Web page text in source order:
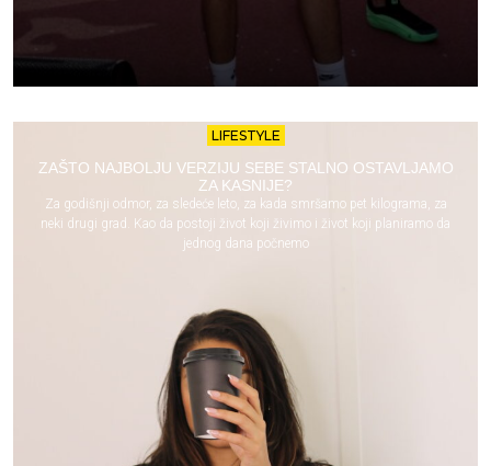
LIFESTYLE
ZAŠTO NAJBOLJU VERZIJU SEBE STALNO OSTAVLJAMO
ZA KASNIJE?
Za godišnji odmor, za sledeće leto, za kada smršamo pet kilograma, za
neki drugi grad. Kao da postoji život koji živimo i život koji planiramo da
jednog dana počnemo